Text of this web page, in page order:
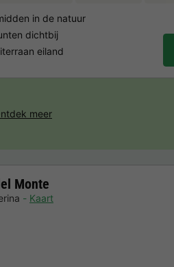
in de natuur
dichtbij
eiland
Monte
Kaart
meer